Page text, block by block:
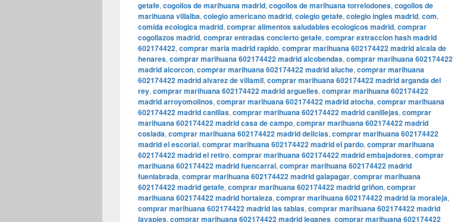
getafe, cogollos de marihuana madrid, cogollos de marihuana torrelodones, cogollos de
marihuana villalba, colegio americano madrid, colegio getafe, colegio ingles madrid, com,
comida ecologica madrid, comprar alimentos saludables ecologicos madrid, comprar
cogollazos madrid, comprar entradas concierto getafe, comprar extraccion hash madrid
602174422, comprar maria madrid rapido, comprar marihuana 602174422 madrid alcala de
henares, comprar marihuana 602174422 madrid alcobendas, comprar marihuana 602174422
madrid alcorcon, comprar marihuana 602174422 madrid aluche, comprar marihuana
602174422 madrid alvarez de villamil, comprar marihuana 602174422 madrid arganda del
rey, comprar marihuana 602174422 madrid arguelles, comprar marihuana 602174422
madrid arroyomolinos, comprar marihuana 602174422 madrid atocha, comprar marihuana
602174422 madrid canillas, comprar marihuana 602174422 madrid canillejas, comprar
marihuana 602174422 madrid casa de campo, comprar marihuana 602174422 madrid
coslada, comprar marihuana 602174422 madrid delicias, comprar marihuana 602174422
madrid el escorial, comprar marihuana 602174422 madrid el pardo, comprar marihuana
602174422 madrid el retiro, comprar marihuana 602174422 madrid embajadores, comprar
marihuana 602174422 madrid fuencarral, comprar marihuana 602174422 madrid
fuenlabrada, comprar marihuana 602174422 madrid galapagar, comprar marihuana
602174422 madrid getafe, comprar marihuana 602174422 madrid griñon, comprar
marihuana 602174422 madrid hortaleza, comprar marihuana 602174422 madrid la moraleja,
comprar marihuana 602174422 madrid las tablas, comprar marihuana 602174422 madrid
lavapies, comprar marihuana 602174422 madrid leganes, comprar marihuana 602174422